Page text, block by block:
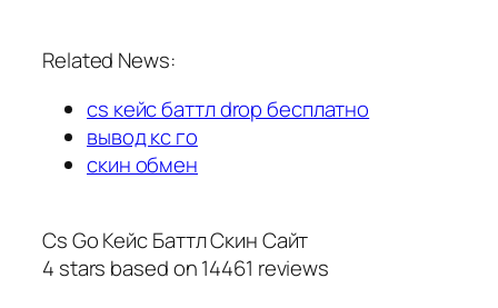
Related News:
cs кейс баттл drop бесплатно
вывод кс го
скин обмен
Cs Go Кейс Баттл Скин Сайт
4 stars based on14461 reviews